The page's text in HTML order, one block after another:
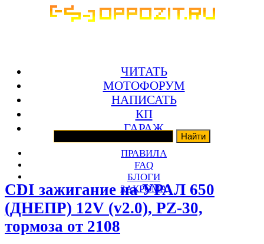
ЧИТАТЬ
МОТОФОРУМ
НАПИСАТЬ
КП
ГАРАЖ
ПРАВИЛА
FAQ
БЛОГИ
ЗАКРОМА
CDI зажигание на УРАЛ 650
(ДНЕПР) 12V (v2.0), PZ-30,
тормоза от 2108